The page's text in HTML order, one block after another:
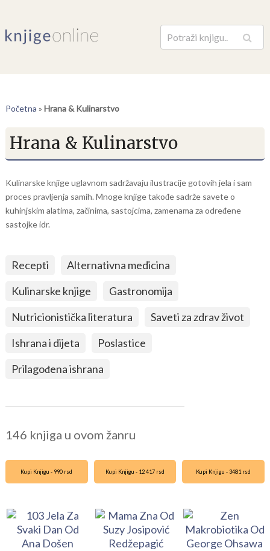
Pretraga
Početna » Hrana & Kulinarstvo
Hrana & Kulinarstvo
Kulinarske knjige uglavnom sadržavaju ilustracije gotovih jela i sam
proces pravljenja samih. Mnoge knjige takođe sadrže savete o
kuhinjskim alatima, začinima, sastojcima, zamenama za određene
sastojke idr.
Recepti
Alternativna medicina
Kulinarske knjige
Gastronomija
Nutricionistička literatura
Saveti za zdrav život
Ishrana i dijeta
Poslastice
Prilagođena ishrana
146 knjiga u ovom žanru
Kupi Knjigu - 990 rsd Kupi Knjigu - 12 417 rsd Kupi Knjigu - 3481 rsd